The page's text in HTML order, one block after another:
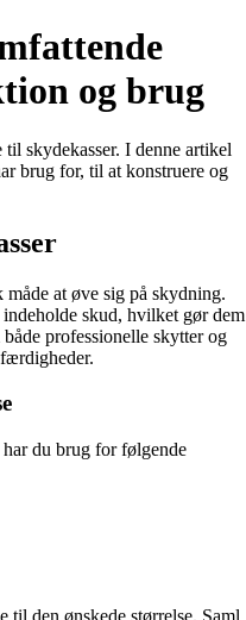
og brug
skydekasser. I denne artikel
brug for, til at konstruere og
at øve sig på skydning.
skud, hvilket gør dem
professionelle skytter og
har du brug for følgende